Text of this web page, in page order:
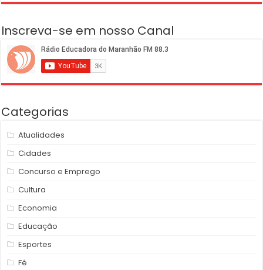
Inscreva-se em nosso Canal
Categorias
Atualidades
Cidades
Concurso e Emprego
Cultura
Economia
Educação
Esportes
Fé